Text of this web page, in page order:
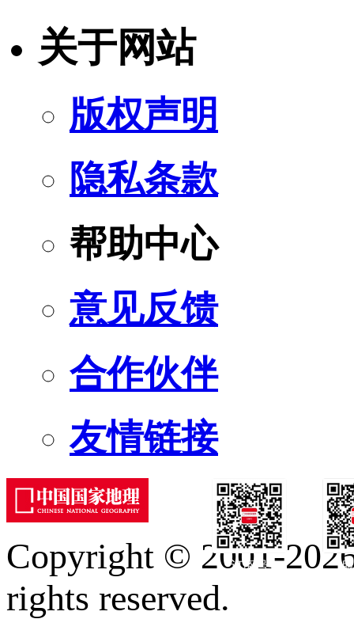
关于网站
版权声明
隐私条款
帮助中心
意见反馈
合作伙伴
友情链接
订阅号
Copyright © 2001-
rights reserved.